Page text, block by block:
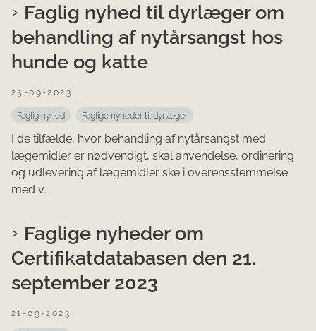
Faglig nyhed til dyrlæger om
behandling af nytårsangst hos
hunde og katte
25-09-2023
Faglig nyhed Faglige nyheder til dyrlæger
I de tilfælde, hvor behandling af nytårsangst med
lægemidler er nødvendigt, skal anvendelse, ordinering
og udlevering af lægemidler ske i overensstemmelse
med v...
Faglige nyheder om
Certifikatdatabasen den 21.
september 2023
21-09-2023